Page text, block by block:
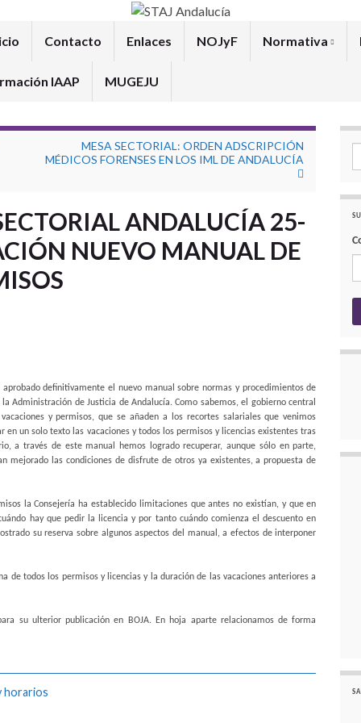
Contacto Enlaces NOJyF Normativa
IAAP MUGEJU
MESA SECTORIAL: ORDEN ADSCRIPCIÓN
MÉDICOS FORENSES EN LOS IML DE ANDALUCÍA
ANDALUCÍA 25-
NUEVO MANUAL DE
definitivamente el nuevo manual sobre normas y procedimientos de
Administración de Justicia de Andalucía. Como sabemos, el gobierno central
y permisos, que se añaden a los recortes salariales que venimos
un solo texto las vacaciones y todos los permisos y licencias existentes tras
a través de este manual hemos logrado recuperar, aunque sólo en parte,
mejorado las condiciones de disfrute de otros ya existentes, a propuesta de
la Consejería ha establecido limitaciones que antes no existían, y que en
hay que pedir la licencia y por tanto cuándo comienza el descuento en
su reserva sobre algunos aspectos del manual, a efectos de interponer
de todos los permisos y licencias y la duración de las vacaciones anteriores a
su ulterior publicación en BOJA. En hoja aparte relacionamos de forma
horarios